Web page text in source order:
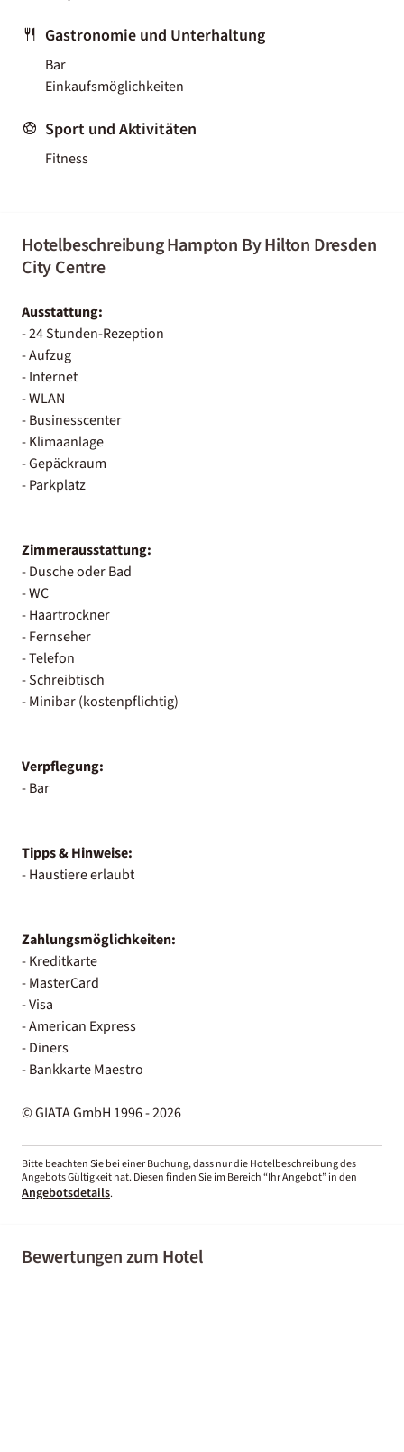
Gastronomie und Unterhaltung
Bar
Einkaufsmöglichkeiten
Sport und Aktivitäten
Fitness
Hotelbeschreibung Hampton By Hilton Dresden
City Centre
Ausstattung:
- 24 Stunden-Rezeption
- Aufzug
- Internet
- WLAN
- Businesscenter
- Klimaanlage
- Gepäckraum
- Parkplatz
Zimmerausstattung:
- Dusche oder Bad
- WC
- Haartrockner
- Fernseher
- Telefon
- Schreibtisch
- Minibar (kostenpflichtig)
Verpflegung:
- Bar
Tipps & Hinweise:
- Haustiere erlaubt
Zahlungsmöglichkeiten:
- Kreditkarte
- MasterCard
- Visa
- American Express
- Diners
- Bankkarte Maestro
© GIATA GmbH 1996 - 2026
Bitte beachten Sie bei einer Buchung, dass nur die Hotelbeschreibung des
Angebots Gültigkeit hat. Diesen finden Sie im Bereich “Ihr Angebot” in den
Angebotsdetails.
Bewertungen zum Hotel